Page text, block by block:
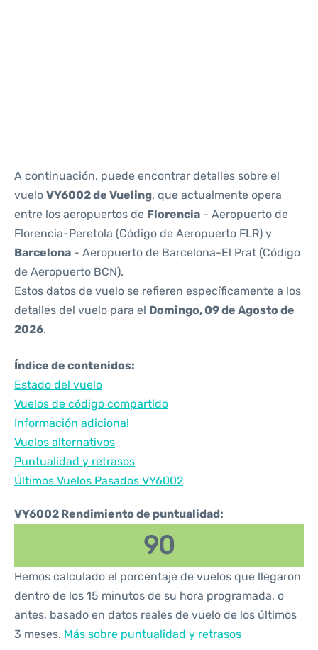
A continuación, puede encontrar detalles sobre el
vuelo VY6002 de Vueling, que actualmente opera
entre los aeropuertos de Florencia - Aeropuerto de
Florencia-Peretola (Código de Aeropuerto FLR) y
Barcelona - Aeropuerto de Barcelona-El Prat (Código
de Aeropuerto BCN).
Estos datos de vuelo se refieren específicamente a los
detalles del vuelo para el Domingo, 09 de Agosto de
2026.
Índice de contenidos:
Estado del vuelo
Vuelos de código compartido
Información adicional
Vuelos alternativos
Puntualidad y retrasos
Últimos Vuelos Pasados VY6002
VY6002 Rendimiento de puntualidad:
90
Hemos calculado el porcentaje de vuelos que llegaron
dentro de los 15 minutos de su hora programada, o
antes, basado en datos reales de vuelo de los últimos
3 meses. Más sobre puntualidad y retrasos